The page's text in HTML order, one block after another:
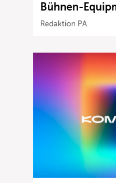
Bühnen-
Redaktion PA